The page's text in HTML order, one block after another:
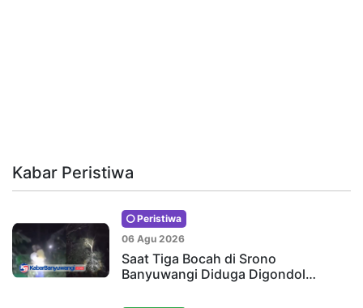
Kabar Peristiwa
Peristiwa
06 Agu 2026
Saat Tiga Bocah di Srono
Banyuwangi Diduga Digondol…